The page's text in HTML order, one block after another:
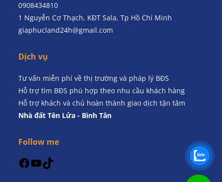
0908434810
1 Nguyễn Cơ Thạch, KĐT Sala, Tp Hồ Chí Minh
giaphucland24h@gmail.com
Dịch vụ
Tư vấn miễn phí về thị trường và pháp lý BĐS
Hỗ trợ tìm BĐS phù hợp theo nhu cầu khách hàng
Hỗ trợ khách và chủ hoàn thành giao dịch tận tâm
Nhà đất Tên Lửa - Bình Tân
Follow me